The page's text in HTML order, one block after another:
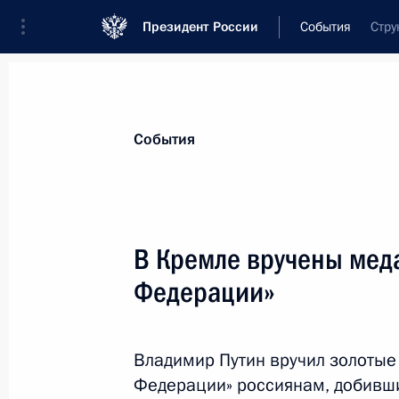
Президент России События
Новости
5 мая 2015 года, вторник
Кириенко
5 мая 2015 года, 12:45 Москва, Кремль
События
В Кремле вручены
Федерации»
Владимир Путин вручил
Федерации» россиянам,